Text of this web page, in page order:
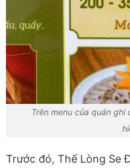
Trên menu của quán ghi
Trước đó, Thế Lòng Se